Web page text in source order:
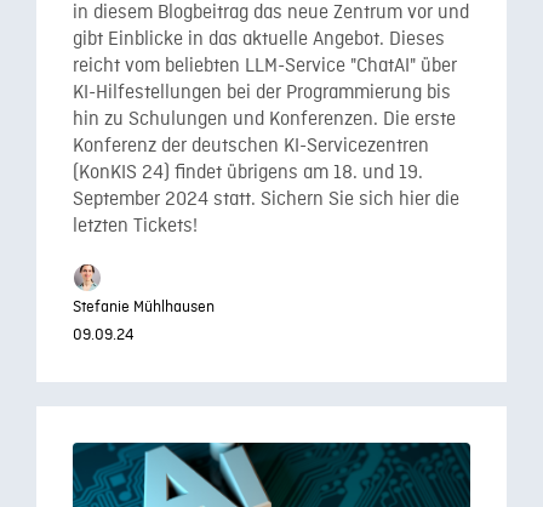
in diesem Blogbeitrag das neue Zentrum vor und
gibt Einblicke in das aktuelle Angebot. Dieses
reicht vom beliebten LLM-Service "ChatAI" über
KI-Hilfestellungen bei der Programmierung bis
hin zu Schulungen und Konferenzen. Die erste
Konferenz der deutschen KI-Servicezentren
(KonKIS 24) findet übrigens am 18. und 19.
September 2024 statt. Sichern Sie sich hier die
letzten Tickets!
Stefanie Mühlhausen
09.09.24